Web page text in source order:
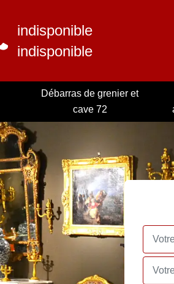
indisponible
indisponible
Débarras de grenier et
cave 72